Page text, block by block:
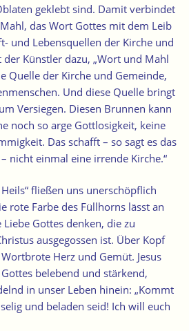
geklebt sind. Damit verbindet
das Wort Gottes mit dem Leib
und Lebensquellen der Kirche und
der Künstler dazu, „Wort und Mahl
Quelle der Kirche und Gemeinde,
Und diese Quelle bringt
Versiegen. Diesen Brunnen kann
noch so arge Gottlosigkeit, keine
Das schafft – so sagt es das
nicht einmal eine irrende Kirche.“
fließen uns unerschöpflich
rote Farbe des Füllhorns lässt an
Gottes denken, die zu
ausgegossen ist. Über Kopf
Herz und Gemüt. Jesus
belebend und stärkend,
in unser Leben hinein: „Kommt
und beladen seid! Ich will euch